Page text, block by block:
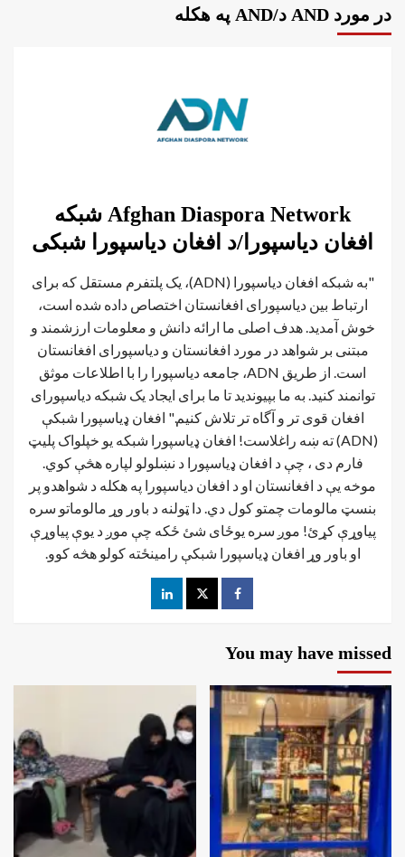
در مورد AND د/AND په هکله
Afghan Diaspora Network شبکه
افغان دیاسپورا/د افغان دیاسپورا شبکی
"به شبکه افغان دیاسپورا (ADN)، یک پلتفرم مستقل که برای
ارتباط بین دیاسپورای افغانستان اختصاص داده شده است،
خوش آمدید. هدف اصلی ما ارائه دانش و معلومات ارزشمند و
مبتنی بر شواهد در مورد افغانستان و دیاسپورای افغانستان
است. از طریق ADN، جامعه دیاسپورا را با اطلاعات موثق
توانمند کنید. به ما بپیوندید تا ما برای ایجاد یک شبکه دیاسپورای
افغان قوی تر و آگاه تر تلاش کنیم." افغان ډیاسپورا شبکې
(ADN) ته ښه راغلاست! افغان ډياسپورا شبکه یو خپلواک پلیټ
فارم دی ، چې د افغان ډیاسپورا د نښلولو لپاره هڅې کوي.
موخه يې د افغانستان او د افغان دیاسپورا په هکله د شواهدو پر
بنسټ مالومات چمتو کول دي. دا ټولنه د باور وړ مالوماتو سره
پیاوړې کړئ! موږ سره یوځای شئ ځکه چې موږ د یوې پیاوړې
او باور وړ افغان ډیاسپورا شبکې رامینځته کولو هڅه کوو.
You may have missed